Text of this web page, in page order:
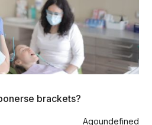
brackets?
Agoundefined